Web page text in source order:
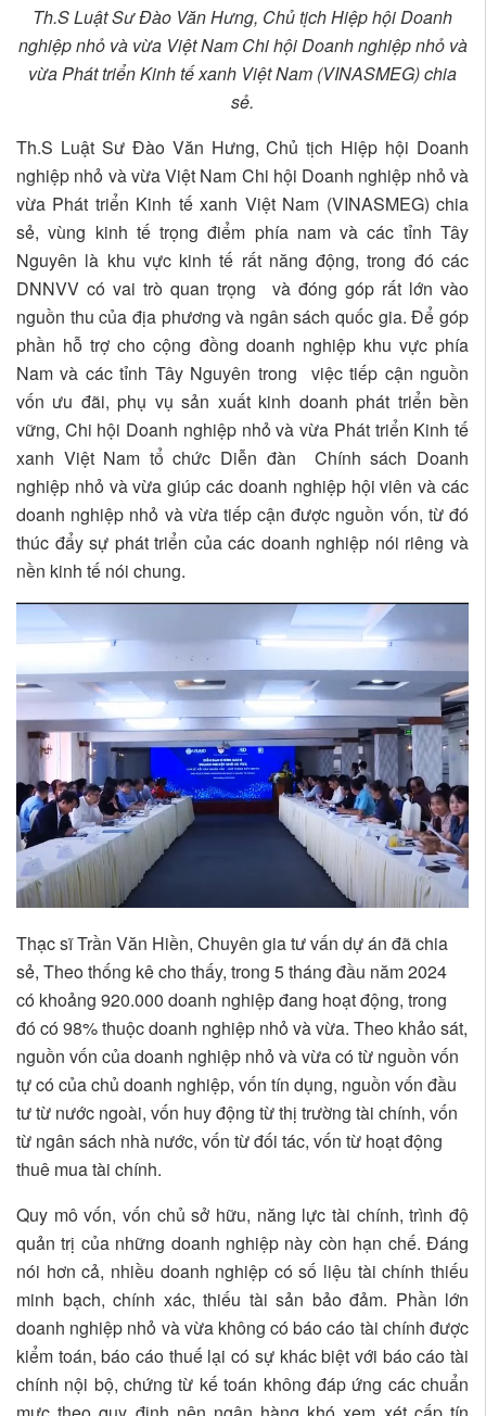
Th.S Luật Sư Đào Văn Hưng, Chủ tịch Hiệp hội Doanh
nghiệp nhỏ và vừa Việt Nam Chi hội Doanh nghiệp nhỏ và
vừa Phát triển Kinh tế xanh Việt Nam (VINASMEG) chia
sẻ.
Th.S Luật Sư Đào Văn Hưng, Chủ tịch Hiệp hội Doanh
nghiệp nhỏ và vừa Việt Nam Chi hội Doanh nghiệp nhỏ và
vừa Phát triển Kinh tế xanh Việt Nam (VINASMEG) chia
sẻ, vùng kinh tế trọng điểm phía nam và các tỉnh Tây
Nguyên là khu vực kinh tế rất năng động, trong đó các
DNNVV có vai trò quan trọng và đóng góp rất lớn vào
nguồn thu của địa phương và ngân sách quốc gia. Để góp
phần hỗ trợ cho cộng đồng doanh nghiệp khu vực phía
Nam và các tỉnh Tây Nguyên trong việc tiếp cận nguồn
vốn ưu đãi, phụ vụ sản xuất kinh doanh phát triển bền
vững, Chi hội Doanh nghiệp nhỏ và vừa Phát triển Kinh tế
xanh Việt Nam tổ chức Diễn đàn Chính sách Doanh
nghiệp nhỏ và vừa giúp các doanh nghiệp hội viên và các
doanh nghiệp nhỏ và vừa tiếp cận được nguồn vốn, từ đó
thúc đẩy sự phát triển của các doanh nghiệp nói riêng và
nền kinh tế nói chung.
Thạc sĩ Trần Văn Hiền, Chuyên gia tư vấn dự án đã chia
sẻ, Theo thống kê cho thấy, trong 5 tháng đầu năm 2024
có khoảng 920.000 doanh nghiệp đang hoạt động, trong
đó có 98% thuộc doanh nghiệp nhỏ và vừa. Theo khảo sát,
nguồn vốn của doanh nghiệp nhỏ và vừa có từ nguồn vốn
tự có của chủ doanh nghiệp, vốn tín dụng, nguồn vốn đầu
tư từ nước ngoài, vốn huy động từ thị trường tài chính, vốn
từ ngân sách nhà nước, vốn từ đối tác, vốn từ hoạt động
thuê mua tài chính.
Quy mô vốn, vốn chủ sở hữu, năng lực tài chính, trình độ
quản trị của những doanh nghiệp này còn hạn chế. Đáng
nói hơn cả, nhiều doanh nghiệp có số liệu tài chính thiếu
minh bạch, chính xác, thiếu tài sản bảo đảm. Phần lớn
doanh nghiệp nhỏ và vừa không có báo cáo tài chính được
kiểm toán, báo cáo thuế lại có sự khác biệt với báo cáo tài
chính nội bộ, chứng từ kế toán không đáp ứng các chuẩn